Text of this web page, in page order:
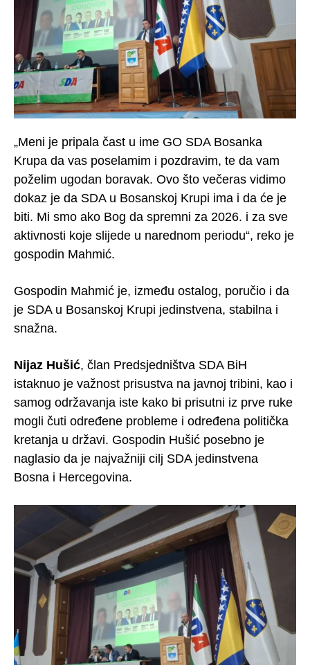
„Meni je pripala čast u ime GO SDA Bosanka
Krupa da vas poselamim i pozdravim, te da vam
poželim ugodan boravak. Ovo što večeras vidimo
dokaz je da SDA u Bosanskoj Krupi ima i da će je
biti. Mi smo ako Bog da spremni za 2026. i za sve
aktivnosti koje slijede u narednom periodu“, reko je
gospodin Mahmić.
Gospodin Mahmić je, između ostalog, poručio i da
je SDA u Bosanskoj Krupi jedinstvena, stabilna i
snažna.
Nijaz Hušić, član Predsjedništva SDA BiH
istaknuo je važnost prisustva na javnoj tribini, kao i
samog održavanja iste kako bi prisutni iz prve ruke
mogli čuti određene probleme i određena politička
kretanja u državi. Gospodin Hušić posebno je
naglasio da je najvažniji cilj SDA jedinstvena
Bosna i Hercegovina.